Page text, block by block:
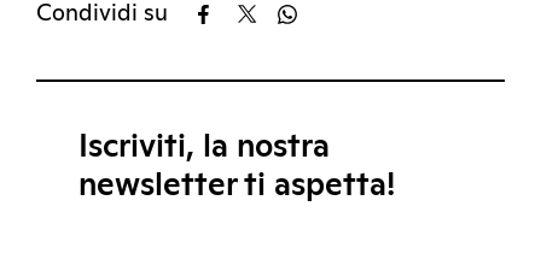
Condividi su
Iscriviti, la nostra
newsletter ti aspetta!